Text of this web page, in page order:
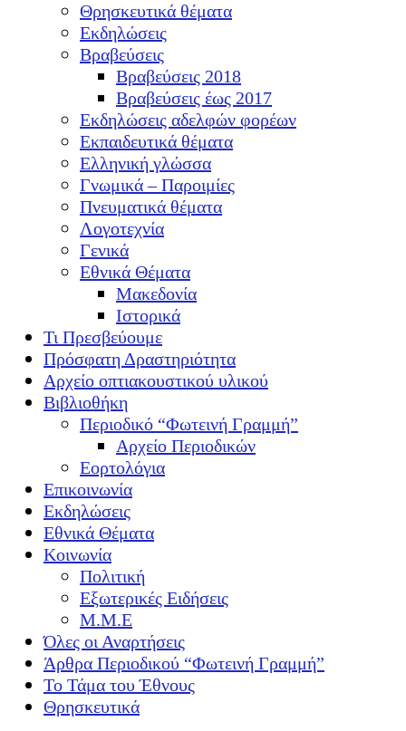
Θρησκευτικά θέματα
Εκδηλώσεις
Βραβεύσεις
Βραβεύσεις 2018
Βραβεύσεις έως 2017
Εκδηλώσεις αδελφών φορέων
Εκπαιδευτικά θέματα
Ελληνική γλώσσα
Γνωμικά – Παροιμίες
Πνευματικά θέματα
Λογοτεχνία
Γενικά
Εθνικά Θέματα
Μακεδονία
Ιστορικά
Τι Πρεσβεύουμε
Πρόσφατη Δραστηριότητα
Αρχείο οπτιακουστικού υλικού
Βιβλιοθήκη
Περιοδικό “Φωτεινή Γραμμή”
Αρχείο Περιοδικών
Εορτολόγια
Επικοινωνία
Εκδηλώσεις
Εθνικά Θέματα
Κοινωνία
Πολιτική
Εξωτερικές Ειδήσεις
Μ.Μ.Ε
Όλες οι Αναρτήσεις
Άρθρα Περιοδικού “Φωτεινή Γραμμή”
Το Τάμα του Έθνους
Θρησκευτικά